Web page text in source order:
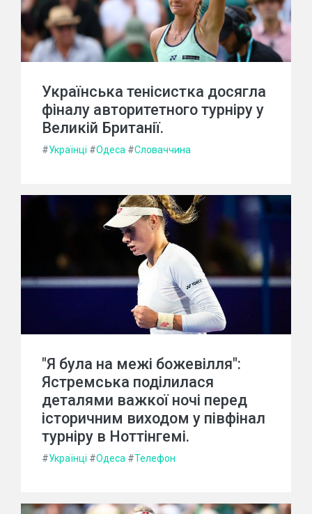
Українська тенісистка досягла
фіналу авторитетного турніру у
Великій Британії.
#Українці #Одеса #Словаччина
"Я була на межі божевілля":
Ястремська поділилася
деталями важкої ночі перед
історичним виходом у півфінал
турніру в Ноттінгемі.
#Українці #Одеса #Телефон